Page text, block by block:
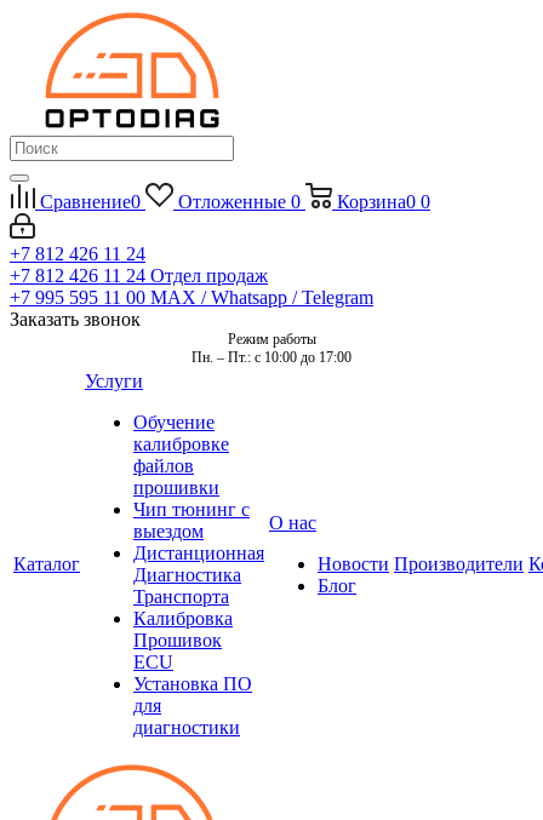
Сравнение0 Отложенные 0 Корзина0 0
+7 812 426 11 24
+7 812 426 11 24 Отдел продаж
+7 995 595 11 00 MAX / Whatsapp / Telegram
Заказать звонок
Режим работы
Пн. – Пт.: с 10:00 до 17:00
Каталог
Услуги
Обучение
калибровке
файлов
прошивки
Чип тюнинг с
выездом
Дистанционная
Диагностика
Транспорта
Калибровка
Прошивок
ECU
Установка ПО
для
диагностики
О нас
Новости
Блог
Производители